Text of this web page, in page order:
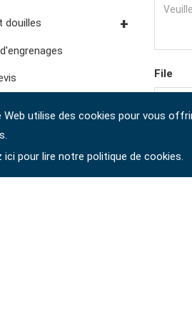
de
#clés à cliquet à double
#clés spéciales
#Clés à molette et pinces
#adaptateurs de clés
Douilles #3/8"
Douilles à chocs n° 3/8"
Douilles #1/2"
d'allumage
douilles
Embouts hexagonaux n°
10 mm
couple
cutters, serre-joints
File
Web utilise des cookies pour vous
ici pour lire notre politique de cookies.